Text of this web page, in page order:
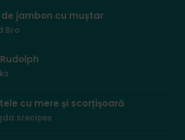
de jambon cu muștar
Bro
cu mere și scorțișoară